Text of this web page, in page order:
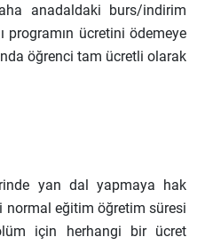
anadaldaki burs/indirim
programın ücretini ödemeye
öğrenci tam ücretli olarak
yan dal yapmaya hak
normal eğitim öğretim süresi
için herhangi bir ücret